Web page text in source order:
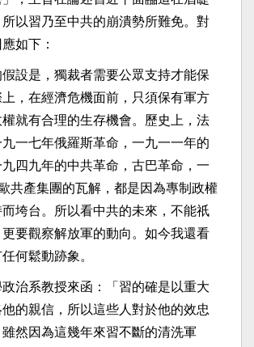
以習乃至中共的崩潰勢所難免。對
如下：
設是，獨裁者需要公眾支持才能保
，在經濟危機面前，只須保有軍方
就有合理的生存機會。歷史上，法
一七年俄羅斯革命，一九一一年的
四九年的中共革命，古巴革命，一
共產集團的瓦解，都是因為專制政權
垮台。所以看中共的未來，不能祇
要觀察解放軍的動向。如今我還看
何鬆動跡象。
治系教授來函：「習的確是以重大
的親信，所以這些人對於他的效忠
然因為這幾年來習不斷的清洗軍